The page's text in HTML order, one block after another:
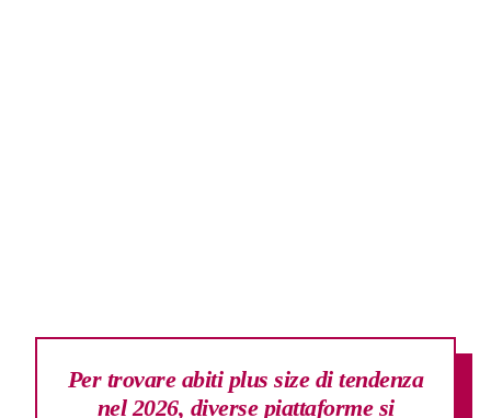
Per trovare abiti plus size di tendenza
nel 2026, diverse piattaforme si